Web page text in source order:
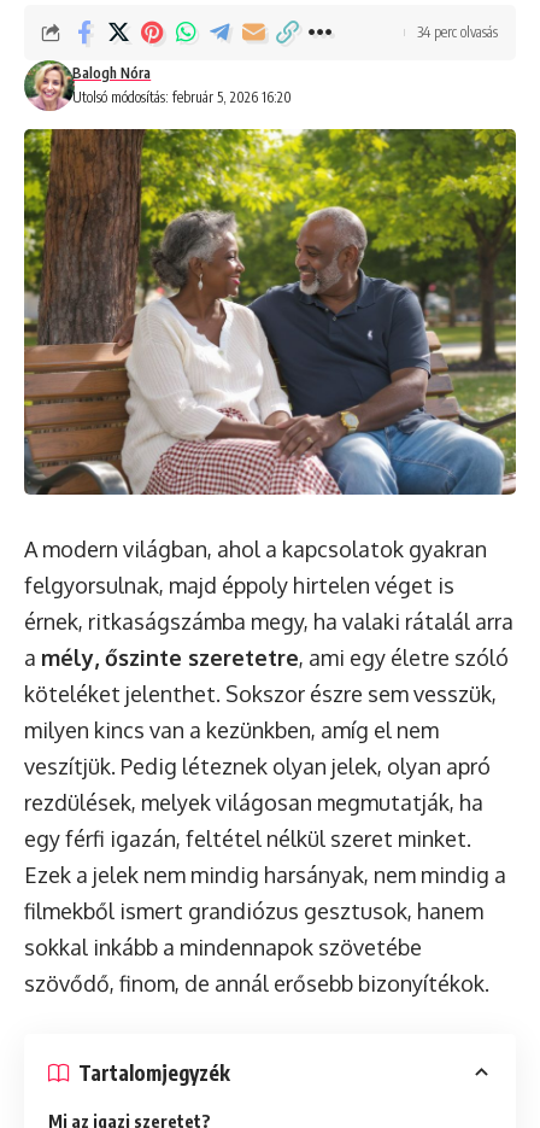
Utolsó módosítás: február 5, 2026 16:20
Balogh Nóra
34 perc olvasás
A modern világban, ahol a kapcsolatok gyakran
felgyorsulnak, majd éppoly hirtelen véget is
érnek, ritkaságszámba megy, ha valaki rátalál arra
a mély, őszinte szeretetre, ami egy életre szóló
köteléket jelenthet. Sokszor észre sem vesszük,
milyen kincs van a kezünkben, amíg el nem
veszítjük. Pedig léteznek olyan jelek, olyan apró
rezdülések, melyek világosan megmutatják, ha
egy férfi igazán, feltétel nélkül szeret minket.
Ezek a jelek nem mindig harsányak, nem mindig a
filmekből ismert grandiózus gesztusok, hanem
sokkal inkább a mindennapok szövetébe
szövődő, finom, de annál erősebb bizonyítékok.
Tartalomjegyzék
Mi az igazi szeretet?